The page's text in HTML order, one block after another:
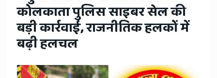
Rajasthan
News
कोलकाता पुलिस साइबर सेल की
बड़ी कार्रवाई, राजनीतिक हलकों में
बढ़ी हलचल